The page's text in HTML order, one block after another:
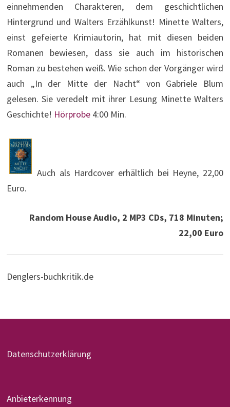
einnehmenden Charakteren, dem geschichtlichen
Hintergrund und Walters Erzählkunst! Minette Walters,
einst gefeierte Krimiautorin, hat mit diesen beiden
Romanen bewiesen, dass sie auch im historischen
Roman zu bestehen weiß. Wie schon der Vorgänger wird
auch „In der Mitte der Nacht“ von Gabriele Blum
gelesen. Sie veredelt mit ihrer Lesung Minette Walters
Geschichte! Hörprobe4:00 Min.
Auch als Hardcover erhältlich bei Heyne, 22,00
Euro.
Random House Audio, 2 MP3 CDs, 718 Minuten;
22,00 Euro
Denglers-buchkritik.de
Datenschutzerklärung
Anbieterkennung